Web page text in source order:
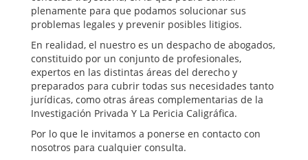
plenamente para que podamos solucionar sus
problemas legales y prevenir posibles litigios.
En realidad, el nuestro es un despacho de abogados,
constituido por un conjunto de profesionales,
expertos en las distintas áreas del derecho y
preparados para cubrir todas sus necesidades tanto
jurídicas, como otras áreas complementarias de la
Investigación Privada Y La Pericia Caligráfica.
Por lo que le invitamos a ponerse en contacto con
nosotros para cualquier consulta.